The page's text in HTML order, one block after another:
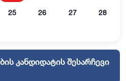
25 26 27 28
კანდიდატის შესარჩევი